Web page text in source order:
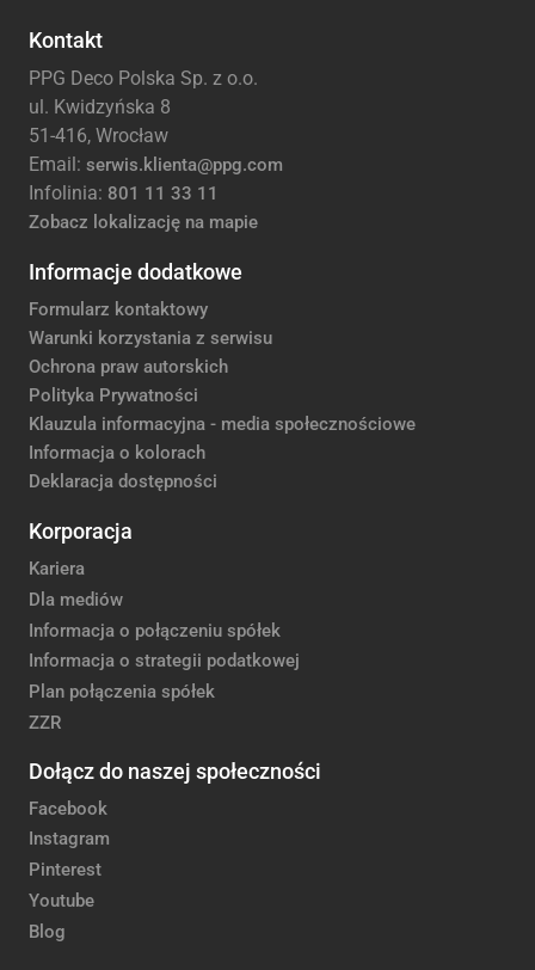
Kontakt
PPG Deco Polska Sp. z o.o.
ul. Kwidzyńska 8
51-416, Wrocław
Email: serwis.klienta@ppg.com
Infolinia: 801 11 33 11
Zobacz lokalizację na mapie
Informacje dodatkowe
Formularz kontaktowy
Warunki korzystania z serwisu
Ochrona praw autorskich
Polityka Prywatności
Klauzula informacyjna - media społecznościowe
Informacja o kolorach
Deklaracja dostępności
Korporacja
Kariera
Dla mediów
Informacja o połączeniu spółek
Informacja o strategii podatkowej
Plan połączenia spółek
ZZR
Dołącz do naszej społeczności
Facebook
Instagram
Pinterest
Youtube
Blog